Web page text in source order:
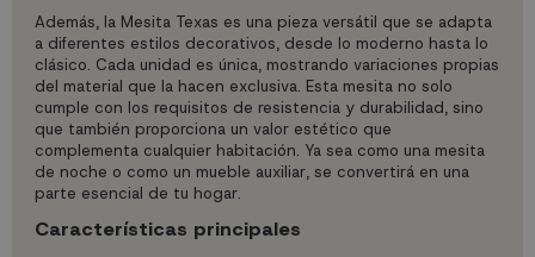
Además, la Mesita Texas es una pieza versátil que se adapta
a diferentes estilos decorativos, desde lo moderno hasta lo
clásico. Cada unidad es única, mostrando variaciones propias
del material que la hacen exclusiva. Esta mesita no solo
cumple con los requisitos de resistencia y durabilidad, sino
que también proporciona un valor estético que
complementa cualquier habitación. Ya sea como una mesita
de noche o como un mueble auxiliar, se convertirá en una
parte esencial de tu hogar.
Características principales